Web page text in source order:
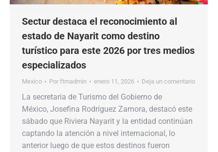
Sectur destaca el reconocimiento al
estado de Nayarit como destino
turístico para este 2026 por tres medios
especializados
Mexico Por ftmadmin enero 11, 2026 Deja un comentario
La secretaria de Turismo del Gobierno de
México, Josefina Rodríguez Zamora, destacó este
sábado que Riviera Nayarit y la entidad continúan
captando la atención a nivel internacional, lo
anterior luego de que estos destinos fueron